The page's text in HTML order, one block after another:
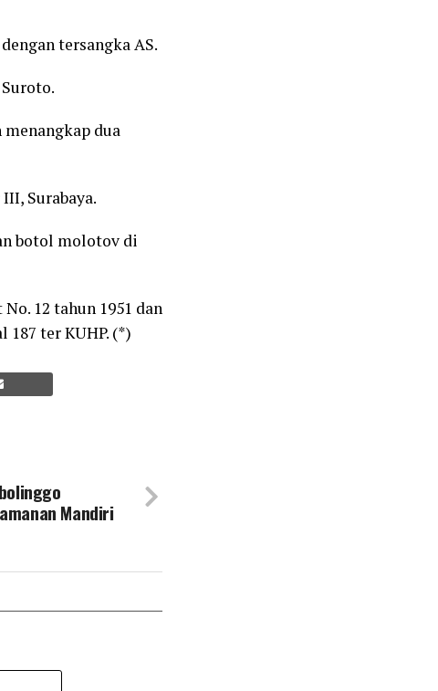
tersangka AS.
dua
Surabaya.
botol molotov di
12 tahun 1951 dan
187 ter KUHP. (*)
Mandiri